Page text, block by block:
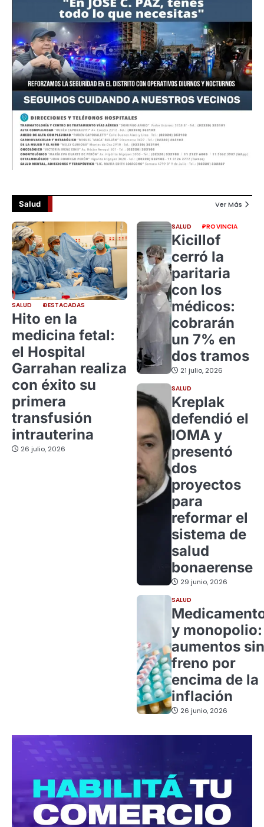
Salud Ver Más
SALUD DESTACADAS
Hito en la
medicina fetal:
el Hospital
Garrahan realiza
con éxito su
primera
transfusión
intrauterina
26 julio, 2026
SALUD PROVINCIA
Kicillof
cerró la
paritaria
con los
médicos:
cobrarán
un 7% en
dos tramos
21 julio, 2026
SALUD
Kreplak
defendió el
IOMA y
presentó
dos
proyectos
para
reformar el
sistema de
salud
bonaerense
29 junio, 2026
SALUD
y monopolio:
aumentos sin
freno por
encima de la
inflación
26 junio, 2026